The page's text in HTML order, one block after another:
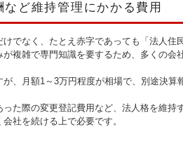
ど維持管理にかかる費用
でなく、たとえ赤字であっても「法人住
複雑で専門知識を要するため、多くの会
、月額1～3万円程度が相場で、別途決算
た際の変更登記費用など、法人格を維
社を続ける上で必要です。